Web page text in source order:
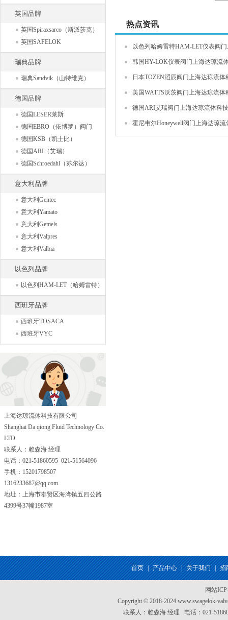
英国品牌
英国Spiraxsarco（斯派莎克）
英国SAFELOK
瑞典品牌
瑞典Sandvik（山特维克）
德国品牌
德国LESER莱斯
德国EBRO（依博罗）阀门
德国KSB（凯士比）
德国ARI（艾瑞）
德国Schroedahl（苏尔达）
意大利品牌
意大利Gentec
意大利Yamato
意大利Gemels
意大利Valpres
意大利Valbia
以色列品牌
以色列HAM-LET（哈姆雷特）
西班牙品牌
西班牙TOSACA
西班牙VYC
上海达琼流体科技有限公司
Shanghai Da qiong Fluid Technology Co.
LTD.
联系人：赖森海 经理
电话：021-51860595 021-51564096
手机：15201798507
1316233687@qq.com
地址：上海市奉贤区海湾镇五四公路
4399号37幢1987室
热点资讯
以色列哈姆雷特HAM-LET仪表阀
韩国HY-LOK仪表阀门上海达琼流
日本TOZEN滔辰阀门上海达琼流体
美国WATTS沃茨阀门上海达琼流体
德国ARI艾瑞阀门上海达琼流体科
霍尼韦尔Honeywell阀门上海达琼流
首页 | 产品中心 | 关于我们 | 招
网站
Copyright © 2018-2024 www.swagelok-
联系人：赖森海 经理 电话：021-